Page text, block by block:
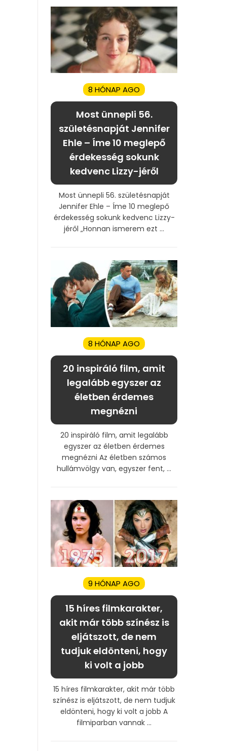
8 HÓNAP AGO
Most ünnepli 56.
születésnapját Jennifer
Ehle – Íme 10 meglepő
érdekesség sokunk
kedvenc Lizzy-jéről
Most ünnepli 56. születésnapját
Jennifer Ehle – Íme 10 meglepő
érdekesség sokunk kedvenc Lizzy-
jéről „Honnan ismerem ezt ...
8 HÓNAP AGO
20 inspiráló film, amit
legalább egyszer az
életben érdemes
megnézni
20 inspiráló film, amit legalább
egyszer az életben érdemes
megnézni Az életben számos
hullámvölgy van, egyszer fent, ...
9 HÓNAP AGO
15 híres filmkarakter,
akit már több színész is
eljátszott, de nem
tudjuk eldönteni, hogy
ki volt a jobb
15 híres filmkarakter, akit már több
színész is eljátszott, de nem tudjuk
eldönteni, hogy ki volt a jobb A
filmiparban vannak ...